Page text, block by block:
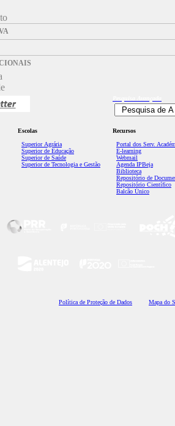
Escolas
Superior Agrária
Superior de Educação
Superior de Saúde
Superior de Tecnologia e Gestão
Recursos
Portal dos Serv.
E-learning
Webmail
Agenda IPBeja
Biblioteca
Repositório de
Repositório Científico
Balcão Único
Política de Proteção de Dados Mapa do